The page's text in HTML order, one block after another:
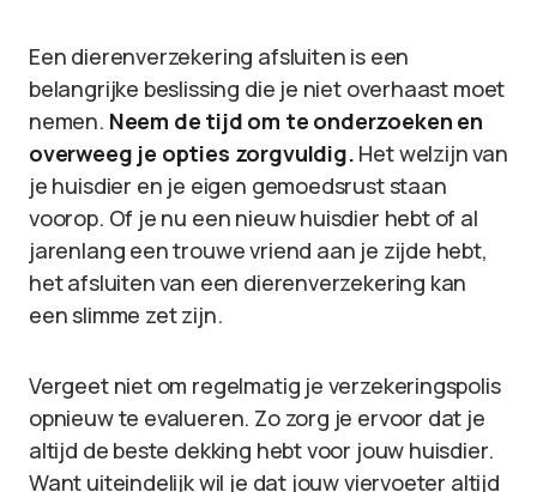
Een dierenverzekering afsluiten is een
belangrijke beslissing die je niet overhaast moet
nemen. Neem de tijd om te onderzoeken en
overweeg je opties zorgvuldig. Het welzijn van
je huisdier en je eigen gemoedsrust staan
voorop. Of je nu een nieuw huisdier hebt of al
jarenlang een trouwe vriend aan je zijde hebt,
het afsluiten van een dierenverzekering kan
een slimme zet zijn.
Vergeet niet om regelmatig je verzekeringspolis
opnieuw te evalueren. Zo zorg je ervoor dat je
altijd de beste dekking hebt voor jouw huisdier.
Want uiteindelijk wil je dat jouw viervoeter altijd